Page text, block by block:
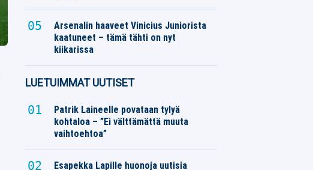
Arsenalin haaveet Vinicius Juniorista
kaatuneet – tämä tähti on nyt
kiikarissa
LUETUIMMAT UUTISET
Patrik Laineelle povataan tylyä
kohtaloa – ”Ei välttämättä muuta
vaihtoehtoa”
Esapekka Lapille huonoja uutisia